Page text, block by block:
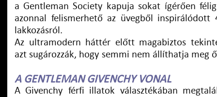
a Gentleman Society kapuja sokat ígérően
azonnal felismerhető az üvegből inspirálódott
lakkozásról.
Az ultramodern háttér előtt magabiztos
azt sugározzák, hogy semmi nem állíthatja meg
A GENTLEMAN GIVENCHY VONAL
A Givenchy férfi illatok választékában